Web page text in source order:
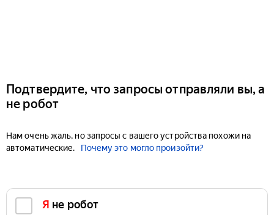
Подтвердите, что запросы отправляли вы, а
не робот
Нам очень жаль, но запросы с вашего устройства похожи на
автоматические.
Почему это могло произойти?
Я не робот